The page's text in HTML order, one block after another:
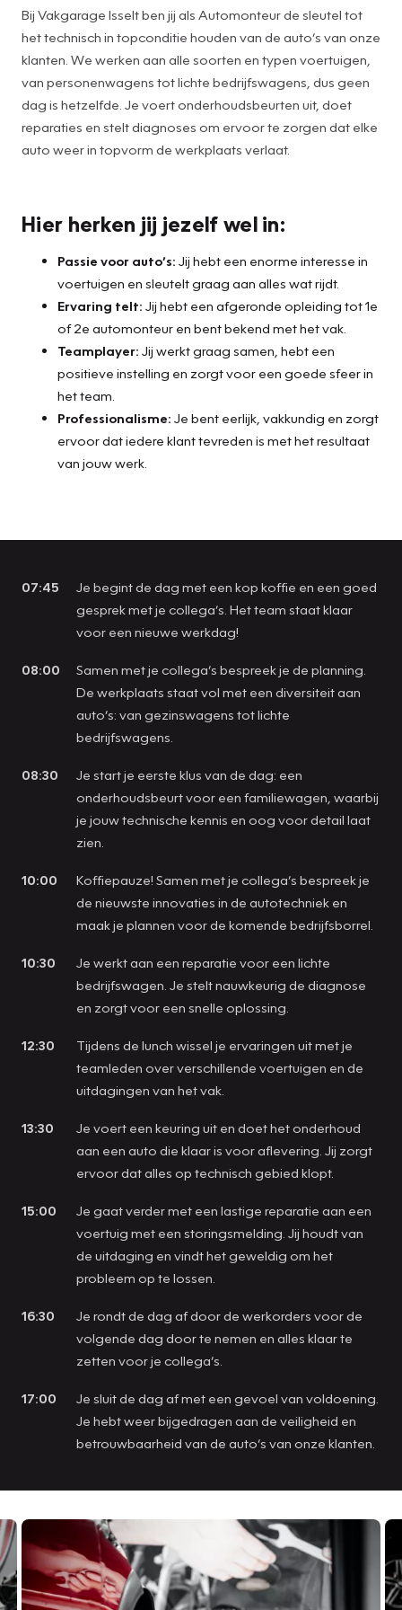
Bij Vakgarage Isselt ben jij als Automonteur de sleutel tot
het technisch in topconditie houden van de auto’s van onze
klanten. We werken aan alle soorten en typen voertuigen,
van personenwagens tot lichte bedrijfswagens, dus geen
dag is hetzelfde. Je voert onderhoudsbeurten uit, doet
reparaties en stelt diagnoses om ervoor te zorgen dat elke
auto weer in topvorm de werkplaats verlaat.
Hier herken jij jezelf wel in:
Passie voor auto’s: Jij hebt een enorme interesse in
voertuigen en sleutelt graag aan alles wat rijdt.
Ervaring telt: Jij hebt een afgeronde opleiding tot 1e
of 2e automonteur en bent bekend met het vak.
Teamplayer: Jij werkt graag samen, hebt een
positieve instelling en zorgt voor een goede sfeer in
het team.
Professionalisme: Je bent eerlijk, vakkundig en zorgt
ervoor dat iedere klant tevreden is met het resultaat
van jouw werk.
07:45
Je begint de dag met een kop koffie en een goed
gesprek met je collega’s. Het team staat klaar
voor een nieuwe werkdag!
08:00
Samen met je collega’s bespreek je de planning.
De werkplaats staat vol met een diversiteit aan
auto’s: van gezinswagens tot lichte
bedrijfswagens.
08:30
Je start je eerste klus van de dag: een
onderhoudsbeurt voor een familiewagen, waarbij
je jouw technische kennis en oog voor detail laat
zien.
10:00
Koffiepauze! Samen met je collega’s bespreek je
de nieuwste innovaties in de autotechniek en
maak je plannen voor de komende bedrijfsborrel.
10:30
Je werkt aan een reparatie voor een lichte
bedrijfswagen. Je stelt nauwkeurig de diagnose
en zorgt voor een snelle oplossing.
12:30
Tijdens de lunch wissel je ervaringen uit met je
teamleden over verschillende voertuigen en de
uitdagingen van het vak.
13:30
Je voert een keuring uit en doet het onderhoud
aan een auto die klaar is voor aflevering. Jij zorgt
ervoor dat alles op technisch gebied klopt.
15:00
Je gaat verder met een lastige reparatie aan een
voertuig met een storingsmelding. Jij houdt van
de uitdaging en vindt het geweldig om het
probleem op te lossen.
16:30
Je rondt de dag af door de werkorders voor de
volgende dag door te nemen en alles klaar te
zetten voor je collega’s.
17:00
Je sluit de dag af met een gevoel van voldoening.
Je hebt weer bijgedragen aan de veiligheid en
betrouwbaarheid van de auto’s van onze klanten.